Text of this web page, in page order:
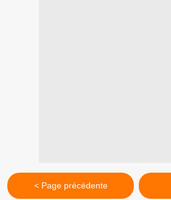
< Page précédente